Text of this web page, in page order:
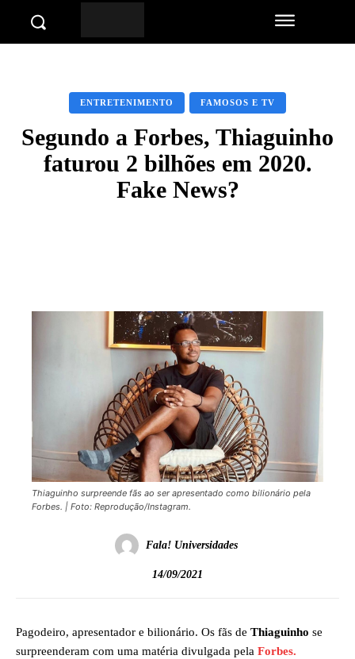
ENTRETENIMENTO FAMOSOS E TV
Segundo a Forbes, Thiaguinho
faturou 2 bilhões em 2020.
Fake News?
Thiaguinho surpreende fãs ao ser apresentado como bilionário pela
Forbes. | Foto: Reprodução/Instagram.
Fala! Universidades
14/09/2021
Pagodeiro, apresentador e bilionário. Os fãs de Thiaguinho se
surpreenderam com uma matéria divulgada pela Forbes.